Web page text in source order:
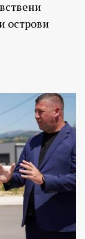
острови